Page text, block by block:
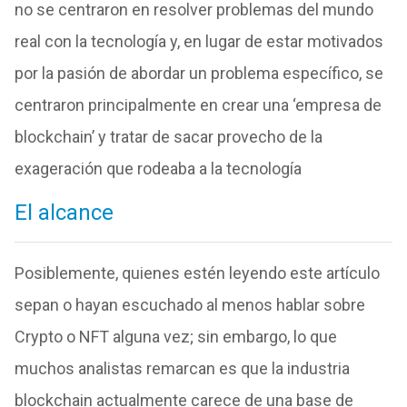
no se centraron en resolver problemas del mundo
real con la tecnología y, en lugar de estar motivados
por la pasión de abordar un problema específico, se
centraron principalmente en crear una ‘empresa de
blockchain’ y tratar de sacar provecho de la
exageración que rodeaba a la tecnología
El alcance
Posiblemente, quienes estén leyendo este artículo
sepan o hayan escuchado al menos hablar sobre
Crypto o NFT alguna vez; sin embargo, lo que
muchos analistas remarcan es que la industria
blockchain actualmente carece de una base de